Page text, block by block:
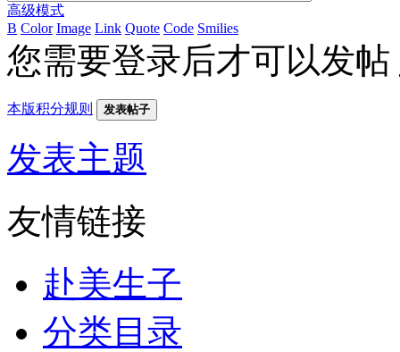
高级模式
B Color Image Link Quote Code Smilies
您需要登录后才可以发帖
本版积分规则 发表帖子
发表主题
友情链接
赴美生子
分类目录